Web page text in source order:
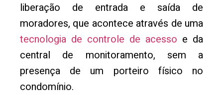
liberação de entrada e saída de
moradores, que acontece através de uma
tecnologia de controle de acesso e da
central de monitoramento, sem a
presença de um porteiro físico no
condomínio.